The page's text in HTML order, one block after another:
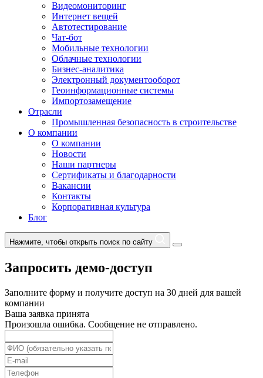
Видеомониторинг
Интернет вещей
Автотестирование
Чат-бот
Мобильные технологии
Облачные технологии
Бизнес-аналитика
Электронный документооборот
Геоинформационные системы
Импортозамещение
Отрасли
Промышленная безопасность в строительстве
О компании
О компании
Новости
Наши партнеры
Сертификаты и благодарности
Вакансии
Контакты
Корпоративная культура
Блог
Нажмите, чтобы открыть поиск по сайту
Запросить демо-доступ
Заполните форму и получите доступ на 30 дней для вашей
компании
Ваша заявка принята
Произошла ошибка. Сообщение не отправлено.